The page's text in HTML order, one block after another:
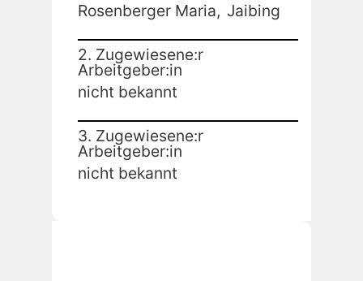
Rosenberger Maria, Jaibing
2. Zugewiesene:r
Arbeitgeber:in
nicht bekannt
3. Zugewiesene:r
Arbeitgeber:in
nicht bekannt